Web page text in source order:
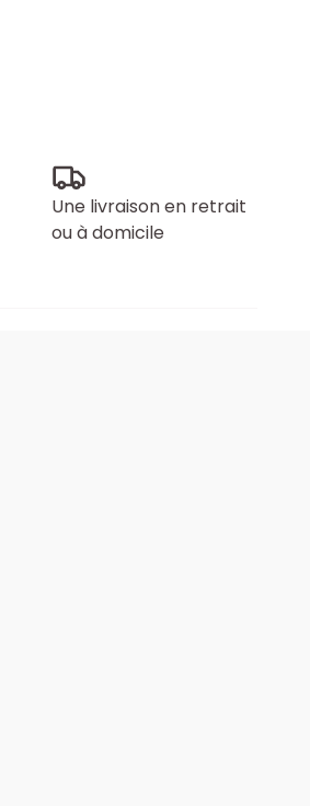
Une livraison en retrait
ou à domicile